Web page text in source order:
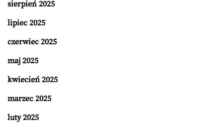
sierpień 2025
lipiec 2025
czerwiec 2025
maj 2025
kwiecień 2025
marzec 2025
luty 2025